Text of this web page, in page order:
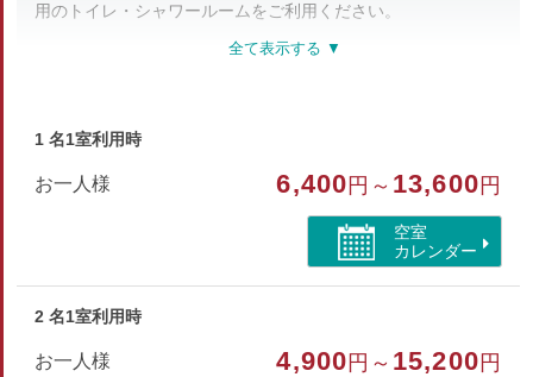
用のトイレ・シャワールームをご利用ください。
洋室（ツイン）
禁煙/インターネットができる部屋/バリアフリー
1 名1室利用時
お一人様 6,400 円～ 13,600 円
空室
カレンダー
2 名1室利用時
お一人様 4,900 円～ 15,200 円